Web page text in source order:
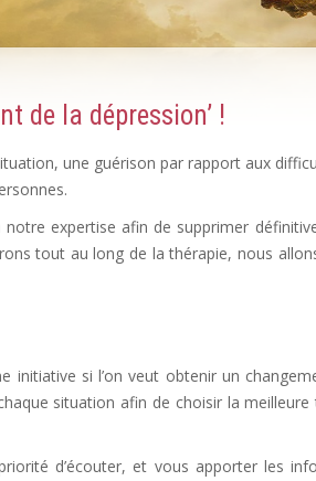
de la dépression’ !
une guérison par rapport aux
expertise afin de supprimer
tout au long de la thérapie, nous
initiative si l’on veut obtenir un
situation afin de choisir la meilleure
d’écouter, et vous apporter les